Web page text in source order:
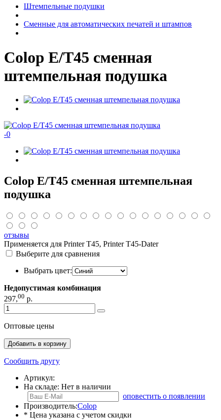
Штемпельные подушки
Сменные для автоматических печатей и штампов
Colop E/T45 сменная
штемпельная подушка
-0
Colop E/T45 сменная штемпельная
подушка
отзывы
Применяется для Printer T45, Printer T45-Dater
Выберите для сравнения
Выбрать цвет:
Недопустимая комбинация
297,00 р.
Оптовые цены
Добавить в корзину
Сообщить другу
Артикул:
На складе: Нет в наличии
оповестить о появлении
Производитель:Colop
* Цена указана с учетом скидки